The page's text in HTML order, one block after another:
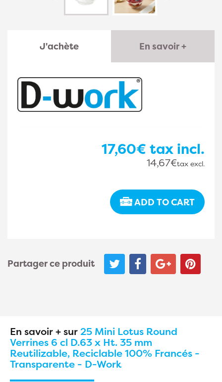
J'achète En savoir +
17,60€ tax incl.
14,67€tax excl.
ADD TO CART
Partager ce produit
En savoir + sur 25 Mini Lotus Round
Verrines 6 cl D.63 x Ht. 35 mm
Reutilizable, Reciclable 100% Francés -
Transparente - D-Work